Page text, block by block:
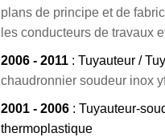
plans de principe et de
les conducteurs de travaux
2006 - 2011 : Tuyauteur /
chaudronnier soudeur inox
2001 - 2006 : Tuyauteur-
thermoplastique